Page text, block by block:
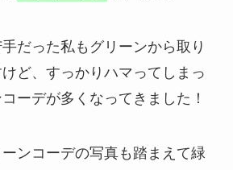
だった私もグリーンから取り
ど、すっかりハマってしまっ
ーデが多くなってきました！
ンコーデの写真も踏まえて緑